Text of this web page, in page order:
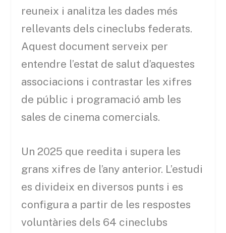
reuneix i analitza les dades més
rellevants dels cineclubs federats.
Aquest document serveix per
entendre l’estat de salut d’aquestes
associacions i contrastar les xifres
de públic i programació amb les
sales de cinema comercials.
Un 2025 que reedita i supera les
grans xifres de l’any anterior. L’estudi
es divideix en diversos punts i es
configura a partir de les respostes
voluntàries dels 64 cineclubs